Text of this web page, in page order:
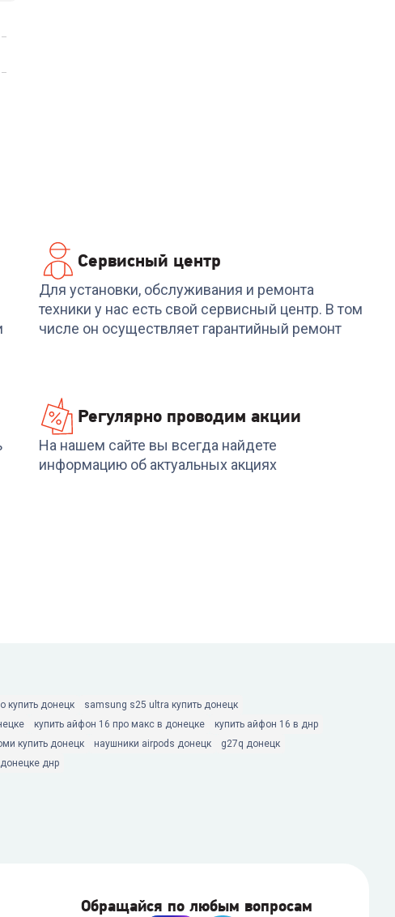
Сервисный центр
Для установки, обслуживания и ремонта
техники у нас есть свой сервисный центр. В том
числе он осуществляет гарантийный ремонт
Регулярно проводим акции
На нашем сайте вы всегда найдете
информацию об актуальных акциях
купить донецк
samsung s25 ultra купить донецк
купить айфон 16 про макс в донецке
купить айфон 16 в днр
купить донецк наушники airpods донецк
g27q донецк
днр
Обращайся по любым вопросам